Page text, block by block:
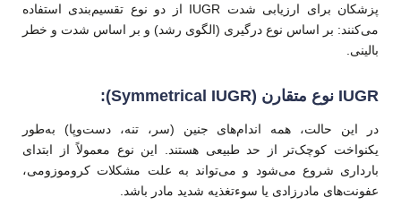
پزشکان برای ارزیابی شدت IUGR از دو نوع تقسیم‌بندی استفاده
می‌کنند: بر اساس نوع درگیری (الگوی رشد) و بر اساس شدت و خطر
بالینی.
IUGR نوع متقارن (Symmetrical IUGR):
در این حالت، همه اندام‌های جنین (سر، تنه، دست‌وپا) به‌طور
یکنواخت کوچک‌تر از حد طبیعی هستند. این نوع معمولاً از ابتدای
بارداری شروع می‌شود و می‌تواند به علت مشکلات کروموزومی،
عفونت‌های مادرزادی یا سوءتغذیه شدید مادر باشد.